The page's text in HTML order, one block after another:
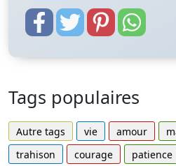
Tags populaires
Autre tags vie amour
trahison
courage patience